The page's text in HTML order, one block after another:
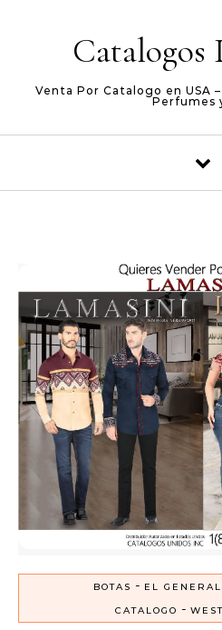
Catalogos
Venta Por Catalogo en USA
Perfumes
BOTAS - EL GENERAL
CATALOGO -